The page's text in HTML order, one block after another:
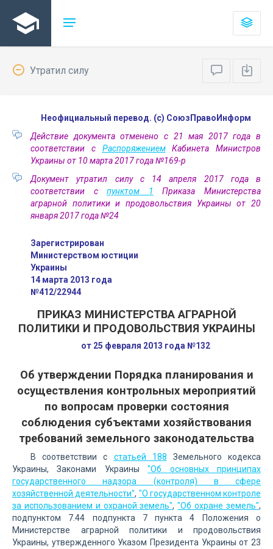
Утратил силу
Неофициальный перевод. (с) СоюзПравоИнформ
Действие документа отменено с 21 мая 2017 года в
соответствии с РаспоряжениемКабинета Министров
Украины от 10 марта 2017 года №169-р
Документ утратил силу с 14 апреля 2017 года в
соответствии спунктом 1
Приказа Министерства
аграрной политики и продовольствия Украины от 20
января 2017 года №24
Зарегистрирован
Министерством юстиции
Украины
14 марта 2013 года
№412/22944
ПРИКАЗ МИНИСТЕРСТВА АГРАРНОЙ
ПОЛИТИКИ И ПРОДОВОЛЬСТВИЯ УКРАИНЫ
от 25 февраля 2013 года №132
Об утверждении Порядка планирования и
осуществления контрольных мероприятий
по вопросам проверки состояния
соблюдения субъектами хозяйствования
требований земельного законодательства
В соответствии с статьей 188 Земельного кодекса
Украины, Законами Украины"Об основных принципах
государственного надзора (контроля) в сфере
хозяйственной деятельности", "О государственном контроле
за использованием и охраной земель","Об охране земель",
подпунктом 7.44 подпункта 7 пункта 4 Положения о
Министерстве аграрной политики и продовольствия
Украины, утвержденного Указом Президента Украины от 23